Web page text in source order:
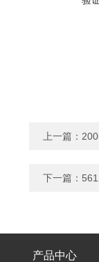
上一篇：
下一篇：
产品中心